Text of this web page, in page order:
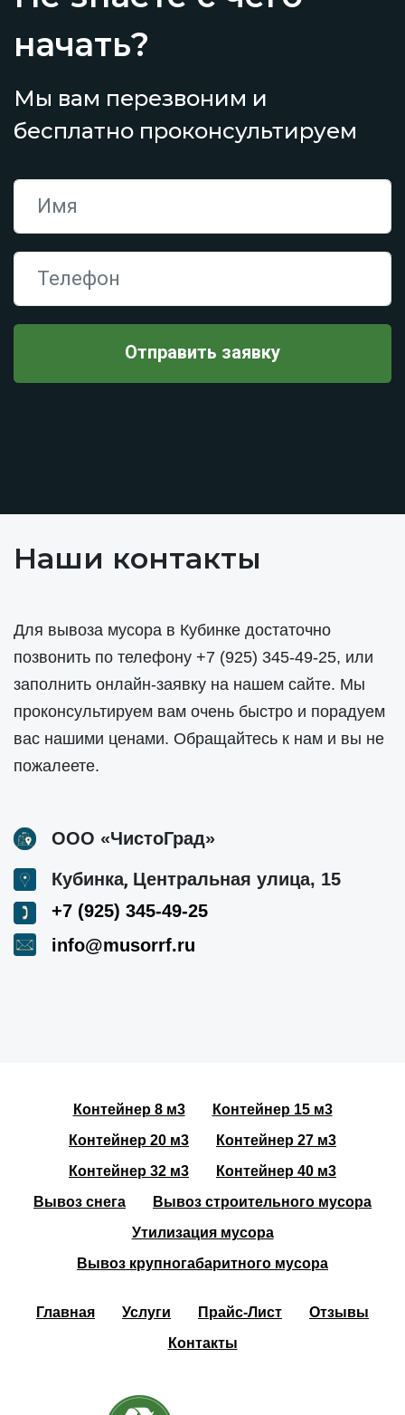
начать?
Мы вам перезвоним и
бесплатно проконсультируем
Наши контакты
Для вывоза мусора в Кубинке достаточно
позвонить по телефону +7 (925) 345-49-25, или
заполнить онлайн-заявку на нашем сайте. Мы
проконсультируем вам очень быстро и порадуем
вас нашими ценами. Обращайтесь к нам и вы не
пожалеете.
ООО «ЧистоГрад»
Кубинка, Центральная улица, 15
+7 (925) 345-49-25
info@musorrf.ru
Контейнер 8 м3
Контейнер 15 м3
Контейнер 20 м3
Контейнер 27 м3
Контейнер 32 м3
Контейнер 40 м3
Вывоз снега
Вывоз строительного мусора
Утилизация мусора
Вывоз крупногабаритного мусора
Главная Услуги Прайс-Лист
Отзывы
Контакты